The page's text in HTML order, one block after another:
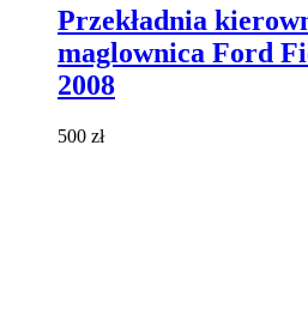
ma
wiele
wariantów.
Przekładnia
maglownica Ford
2008
500 zł